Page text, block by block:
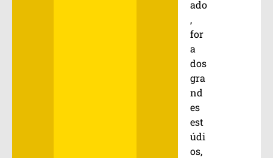
ado
,
for
a
dos
gra
nd
es
est
údi
os,